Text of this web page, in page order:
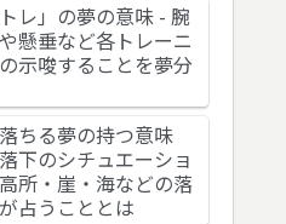
トレ」の夢の意味 - 腕
懸垂など各トレーニ
示唆することを夢分
ちる夢の持つ意味
下のシチュエーショ
所・崖・海などの落
占うこととは